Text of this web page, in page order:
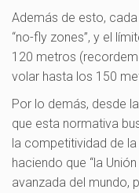
Además de esto,
“no-fly zones”, y el
120 metros
volar hasta los 150
Por lo demás, desde
que esta normativa
la competitividad de
haciendo que “la
avanzada del mundo,